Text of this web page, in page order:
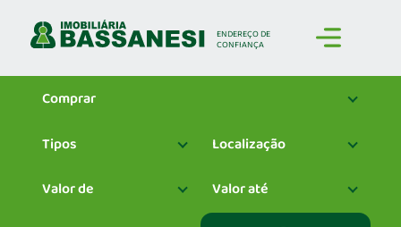
ENDEREÇODE
CONFIANÇA
Comprar
Tipos Localização
Valor de Valor até